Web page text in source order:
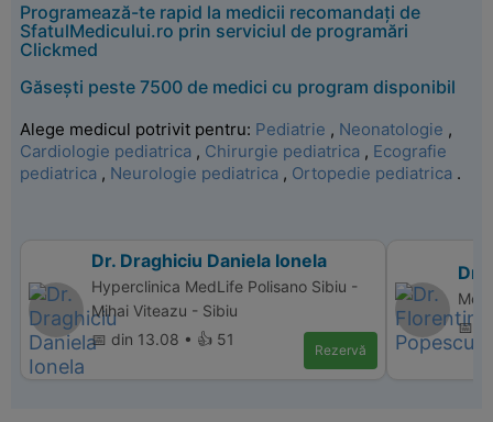
Programează-te rapid la medicii recomandați de
SfatulMedicului.ro prin serviciul de programări
Clickmed
Găsești peste 7500 de medici cu program disponibil
Alege medicul potrivit pentru: Pediatrie , Neonatologie ,
Cardiologie pediatrica , Chirurgie pediatrica , Ecografie
pediatrica , Neurologie pediatrica , Ortopedie pediatrica .
Dr. Draghiciu Daniela Ionela
Hyperclinica MedLife Polisano Sibiu -
Mihai Viteazu - Sibiu
📅 din 13.08 • 👍 51
Rezervă
Dr.
📅